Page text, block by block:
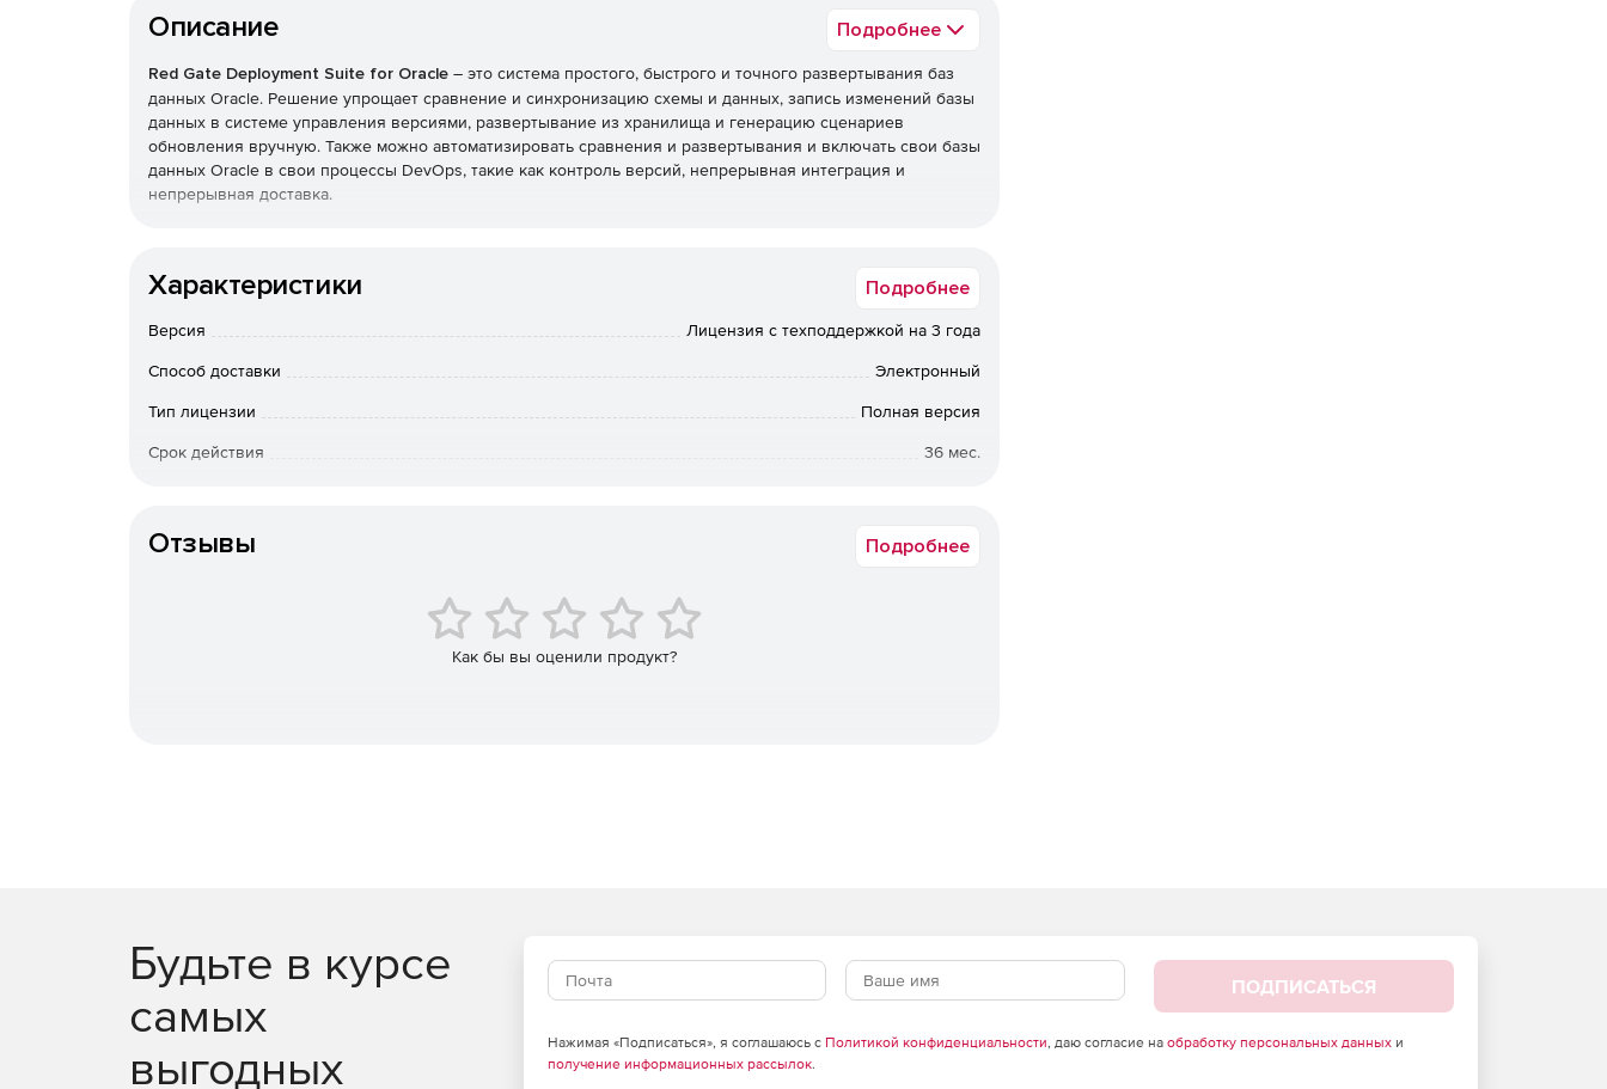
Описание Подробнее
Red Gate Deployment Suite for Oracle – это система простого, быстрого и точного развертывания баз
данных Oracle. Решение упрощает сравнение и синхронизацию схемы и данных, запись изменений базы
данных в системе управления версиями, развертывание из хранилища и генерацию сценариев
обновления вручную. Также можно автоматизировать сравнения и развертывания и включать свои базы
данных Oracle в свои процессы DevOps, такие как контроль версий, непрерывная интеграция и
непрерывная доставка.
Schema Compare for Oracle
– сравнение и миграция содержимого баз данных.
Redgate Change Control
– генерация и управление сценариями миграции для полного контроля над
Создание сценариев обновления без написания кода PL / SQL.
Синхронизация сред с использованием программного обеспечения или сохранение сценариев
развертывания для просмотра и выполнения в среде IDE.
Характеристики Подробнее
Версия Лицензия с техподдержкой на 3 года
Способ доставки Электронный
Тип лицензии Полная версия
Срок действия 36 мес.
Отзывы Подробнее
Как бы вы оценили продукт?
Будьте в курсе
самых
выгодных
ПОДПИСАТЬСЯ
Нажимая «Подписаться», я соглашаюсь с Политикой конфиденциальности, даю согласие на обработку персональных данныхи
получение информационных рассылок.